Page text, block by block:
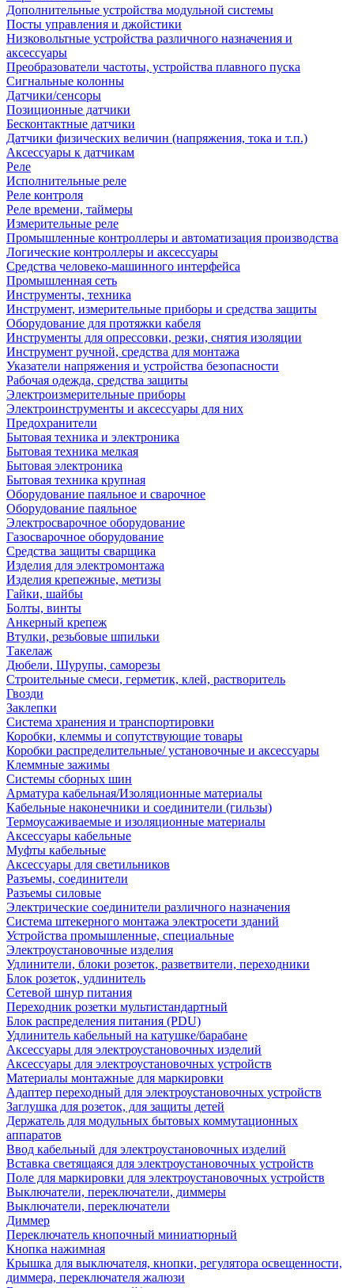
Дополнительные устройства модульной системы
Посты управления и джойстики
Низковольтные устройства различного назначения и
аксессуары
Преобразователи частоты, устройства плавного пуска
Сигнальные колонны
Датчики/сенсоры
Позиционные датчики
Бесконтактные датчики
Датчики физических величин (напряжения, тока и т.п.)
Аксессуары к датчикам
Реле
Исполнительные реле
Реле контроля
Реле времени, таймеры
Измерительные реле
Промышленные контроллеры и автоматизация производства
Логические контроллеры и аксессуары
Средства человеко-машинного интерфейса
Промышленная сеть
Инструменты, техника
Инструмент, измерительные приборы и средства защиты
Оборудование для протяжки кабеля
Инструменты для опрессовки, резки, снятия изоляции
Инструмент ручной, средства для монтажа
Указатели напряжения и устройства безопасности
Рабочая одежда, средства защиты
Электроизмерительные приборы
Электроинструменты и аксессуары для них
Предохранители
Бытовая техника и электроника
Бытовая техника мелкая
Бытовая электроника
Бытовая техника крупная
Оборудование паяльное и сварочное
Оборудование паяльное
Электросварочное оборудование
Газосварочное оборудование
Средства защиты сварщика
Изделия для электромонтажа
Изделия крепежные, метизы
Гайки, шайбы
Болты, винты
Анкерный крепеж
Втулки, резьбовые шпильки
Такелаж
Дюбели, Шурупы, саморезы
Строительные смеси, герметик, клей, растворитель
Гвозди
Заклепки
Система хранения и транспортировки
Коробки, клеммы и сопутствующие товары
Коробки распределительные/ установочные и аксессуары
Клеммные зажимы
Системы сборных шин
Арматура кабельная/Изоляционные материалы
Кабельные наконечники и соединители (гильзы)
Термоусаживаемые и изоляционные материалы
Аксессуары кабельные
Муфты кабельные
Аксессуары для светильников
Разъемы, соединители
Разъемы силовые
Электрические соединители различного назначения
Система штекерного монтажа электросети зданий
Устройства промышленные, специальные
Электроустановочные изделия
Удлинители, блоки розеток, разветвители, переходники
Блок розеток, удлинитель
Сетевой шнур питания
Переходник розетки мультистандартный
Блок распределения питания (PDU)
Удлинитель кабельный на катушке/барабане
Аксессуары для электроустановочных изделий
Аксессуары для электроустановочных устройств
Материалы монтажные для маркировки
Адаптер переходный для электроустановочных устройств
Заглушка для розеток, для защиты детей
Держатель для модульных бытовых коммутационных
аппаратов
Ввод кабельный для электроустановочных изделий
Вставка светящаяся для электроустановочных устройств
Поле для маркировки для электроустановочных устройств
Выключатели, переключатели, диммеры
Выключатели, переключатели
Диммер
Переключатель кнопочный миниатюрный
Кнопка нажимная
Крышка для выключателя, кнопки, регулятора освещенности,
диммера, переключателя жалюзи